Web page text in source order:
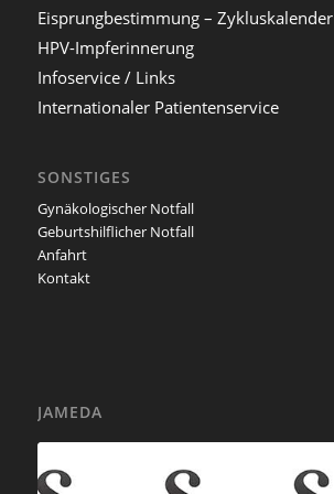
Eisprungbestimmung – Zykluskalender
HPV-Impferinnerung
Infoservice / Links
Internationaler Patientenservice
SONSTIGES
Gynäkologischer Notfall
Geburtshilflicher Notfall
Anfahrt
Kontakt
JAMEDA